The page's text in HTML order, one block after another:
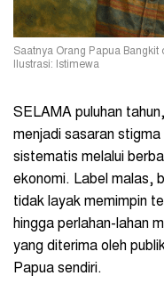
Saatnya Orang Papua
Ilustrasi: Istimewa
SELAMA puluhan
menjadi sasaran
sistematis melalui
ekonomi. Label malas,
tidak layak memimpin
hingga perlahan-lahan
yang diterima oleh
Papua sendiri.